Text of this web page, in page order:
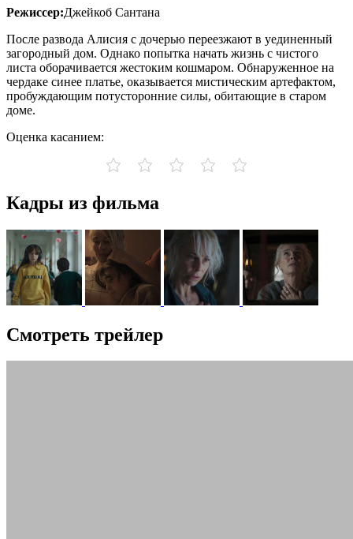
Режиссер:Джейкоб Сантана
После развода Алисия с дочерью переезжают в уединенный
загородный дом. Однако попытка начать жизнь с чистого
листа оборачивается жестоким кошмаром. Обнаруженное на
чердаке синее платье, оказывается мистическим артефактом,
пробуждающим потусторонние силы, обитающие в старом
доме.
Оценка касанием:
Кадры из фильма
Смотреть трейлер